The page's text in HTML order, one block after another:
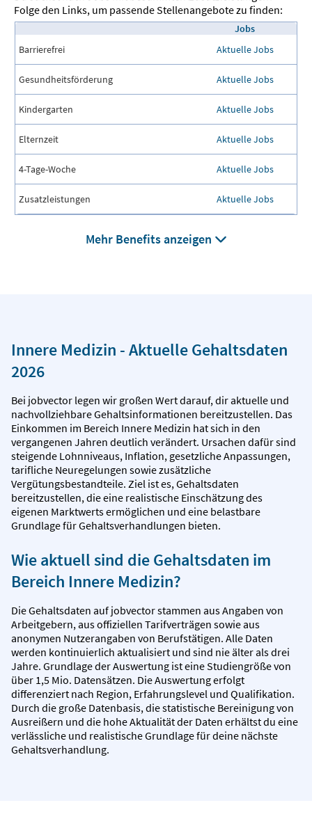
Folge den Links, um passende Stellenangebote zu finden:
Jobs
Barrierefrei
Aktuelle Jobs
Gesundheitsförderung Aktuelle Jobs
Kindergarten Aktuelle Jobs
Elternzeit Aktuelle Jobs
4-Tage-Woche Aktuelle Jobs
Zusatzleistungen Aktuelle Jobs
Mehr Benefits anzeigen
Innere Medizin - Aktuelle Gehaltsdaten
2026
Bei jobvector legen wir großen Wert darauf, dir aktuelle und
nachvollziehbare Gehaltsinformationen bereitzustellen. Das
Einkommen im Bereich Innere Medizin hat sich in den
vergangenen Jahren deutlich verändert. Ursachen dafür sind
steigende Lohnniveaus, Inflation, gesetzliche Anpassungen,
tarifliche Neuregelungen sowie zusätzliche
Vergütungsbestandteile. Ziel ist es, Gehaltsdaten
bereitzustellen, die eine realistische Einschätzung des
eigenen Marktwerts ermöglichen und eine belastbare
Grundlage für Gehaltsverhandlungen bieten.
Wie aktuell sind die Gehaltsdaten im
Bereich Innere Medizin?
Die Gehaltsdaten auf jobvector stammen aus Angaben von
Arbeitgebern, aus offiziellen Tarifverträgen sowie aus
anonymen Nutzerangaben von Berufstätigen. Alle Daten
werden kontinuierlich aktualisiert und sind nie älter als drei
Jahre. Grundlage der Auswertung ist eine Studiengröße von
über 1,5 Mio. Datensätzen. Die Auswertung erfolgt
differenziert nach Region, Erfahrungslevel und Qualifikation.
Durch die große Datenbasis, die statistische Bereinigung von
Ausreißern und die hohe Aktualität der Daten erhältst du eine
verlässliche und realistische Grundlage für deine nächste
Gehaltsverhandlung.